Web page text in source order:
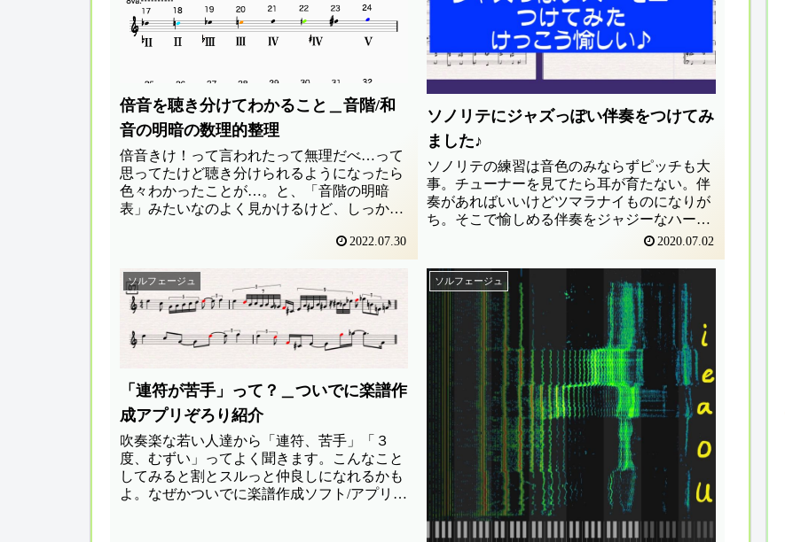
倍音を聴き分けてわかること＿音階/和
音の明暗の数理的整理
倍音きけ！って言われたって無理だべ…って
思ってたけど聴き分けられるようになったら
色々わかったことが…。と、「音階の明暗
表」みたいなのよく見かけるけど、しっかり
2022.07.30
ソノリテにジャズっぽい伴奏をつけてみ
ました♪
ソノリテの練習は音色のみならずピッチも大
事。チューナーを見てたら耳が育たない。伴
奏があればいいけどツマラナイものになりが
ち。そこで愉しめる伴奏をジャジーなハーモ
2020.07.02
ソルフェージュ
「連符が苦手」って？＿ついでに楽譜作
成アプリぞろり紹介
吹奏楽な若い人達から「連符、苦手」「３
度、むずい」ってよく聞きます。こんなこと
してみると割とスルっと仲良しになれるかも
よ。なぜかついでに楽譜作成ソフト/アプリを
ソルフェージュ